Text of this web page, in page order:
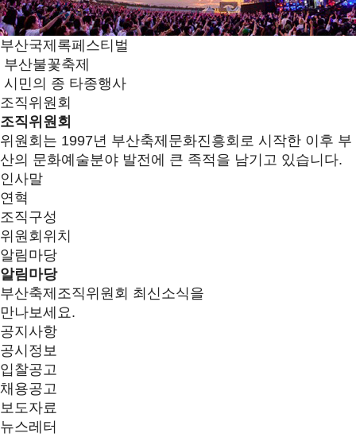
부산국제록페스티벌
부산불꽃축제
시민의 종 타종행사
조직위원회
조직위원회
위원회는 1997년 부산축제문화진흥회로 시작한 이후 부
산의 문화예술분야 발전에 큰 족적을 남기고 있습니다.
인사말
연혁
조직구성
위원회위치
알림마당
알림마당
부산축제조직위원회 최신소식을
만나보세요.
공지사항
공시정보
입찰공고
채용공고
보도자료
뉴스레터